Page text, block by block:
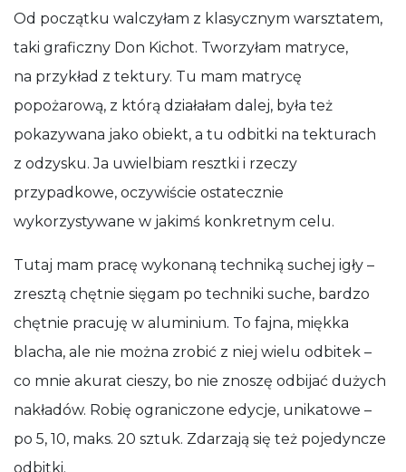
Od początku walczyłam z klasycznym warsztatem,
taki graficzny Don Kichot. Tworzyłam matryce,
na przykład z tektury. Tu mam matrycę
popożarową, z którą działałam dalej, była też
pokazywana jako obiekt, a tu odbitki na tekturach
z odzysku. Ja uwielbiam resztki i rzeczy
przypadkowe, oczywiście ostatecznie
wykorzystywane w jakimś konkretnym celu.
Tutaj mam pracę wykonaną techniką suchej igły –
zresztą chętnie sięgam po techniki suche, bardzo
chętnie pracuję w aluminium. To fajna, miękka
blacha, ale nie można zrobić z niej wielu odbitek –
co mnie akurat cieszy, bo nie znoszę odbijać dużych
nakładów. Robię ograniczone edycje, unikatowe –
po 5, 10, maks. 20 sztuk. Zdarzają się też pojedyncze
odbitki.